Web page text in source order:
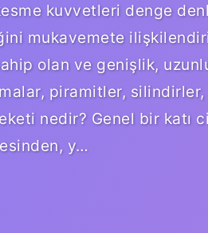
kuvvetleri denge
mukavemete
olan ve genişlik,
piramitler,
nedir? Genel bir katı
y…